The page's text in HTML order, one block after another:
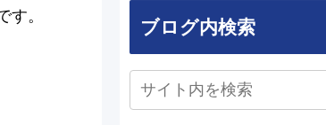
。
ブログ内検索